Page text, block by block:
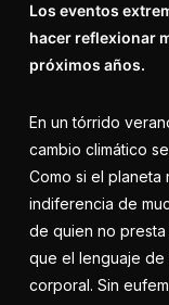
Los eventos
hacer reflexionar
próximos años.
En un tórrido
cambio climático
Como si el planeta
indiferencia de
de quien no presta
que el lenguaje de
corporal. Sin